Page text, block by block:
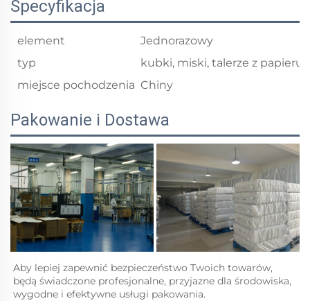
Specyfikacja
element
Jednorazowy
typ
kubki, miski, talerze z papieru
miejsce pochodzenia Chiny
Pakowanie i Dostawa
Aby lepiej zapewnić bezpieczeństwo Twoich towarów,
będą świadczone profesjonalne, przyjazne dla środowiska,
wygodne i efektywne usługi pakowania.